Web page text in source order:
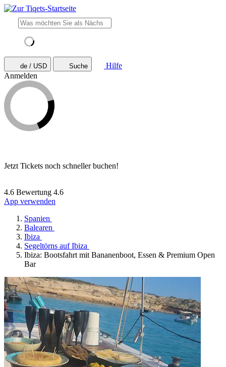
de / USD Suche
Hilfe
Anmelden
Jetzt Tickets noch schneller buchen!
4.6 Bewertung 4.6
App verwenden
Spanien
Balearen
Ibiza
Segeltörns auf Ibiza
Ibiza: Bootsfahrt mit Bananenboot, Essen & Premium Open
Bar